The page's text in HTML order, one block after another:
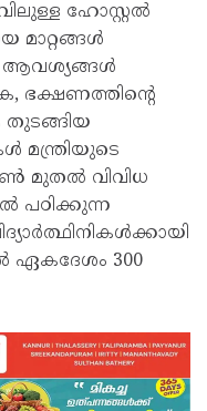
ഹോസ്റ്റൽ
മാറ്റങ്ങൾ
ആവശ്യങ്ങൾ
ഭക്ഷണത്തിന്റെ
തുടങ്ങിയ
മന്ത്രിയുടെ
മുതൽ വിവിധ
പഠിക്കുന്ന
ഏകദേശം 300